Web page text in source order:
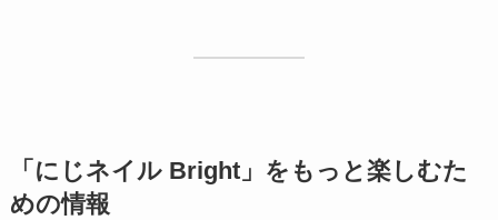
「にじネイル Bright」をもっと楽しむた
めの情報